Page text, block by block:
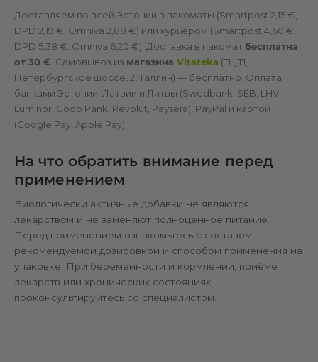
Доставляем по всей Эстонии в пакоматы (Smartpost 2,15 €,
DPD 2,19 €, Omniva 2,88 €) или курьером (Smartpost 4,60 €,
DPD 5,38 €, Omniva 6,20 €). Доставка в пакомат бесплатна
от 30 € . Самовывоз из магазина Vitateka (ТЦ Т1,
Петербургское шоссе, 2, Таллин) — бесплатно. Оплата
банками Эстонии, Латвии и Литвы (Swedbank, SEB, LHV,
Luminor, Coop Pank, Revolut, Paysera), PayPal и картой
(Google Pay, Apple Pay).
На что обратить внимание перед
применением
Биологически активные добавки не являются
лекарством и не заменяют полноценное питание.
Перед применением ознакомьтесь с составом,
рекомендуемой дозировкой и способом применения на
упаковке. При беременности и кормлении, приёме
лекарств или хронических состояниях
проконсультируйтесь со специалистом.